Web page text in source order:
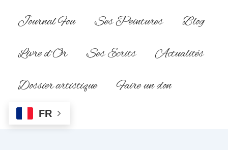
Journal Fou
Ses Peintures
Blog
Livre d’Or
Ses Ecrits
Actualités
Dossier artistique
Faire un don
FR